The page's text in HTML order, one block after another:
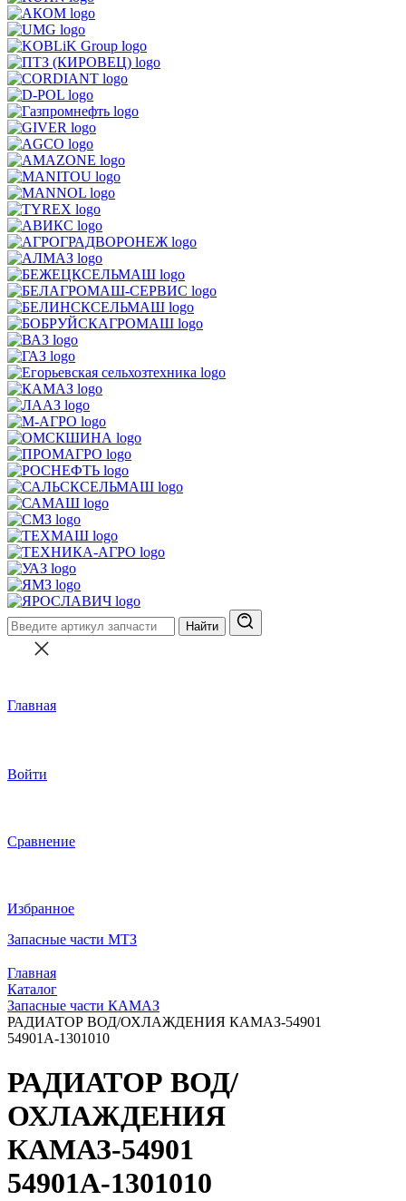
Найти
Главная
Войти
Сравнение
Избранное
Запасные части МТЗ
Главная
Каталог
Запасные части КАМАЗ
РАДИАТОР ВОД/ОХЛАЖДЕНИЯ КАМАЗ-54901
54901А-1301010
РАДИАТОР ВОД/
ОХЛАЖДЕНИЯ
КАМАЗ-54901
54901А-1301010